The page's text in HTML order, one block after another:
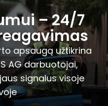
– 24/7
apsaugą užtikrina
AG darbuotojai,
signalus visoje